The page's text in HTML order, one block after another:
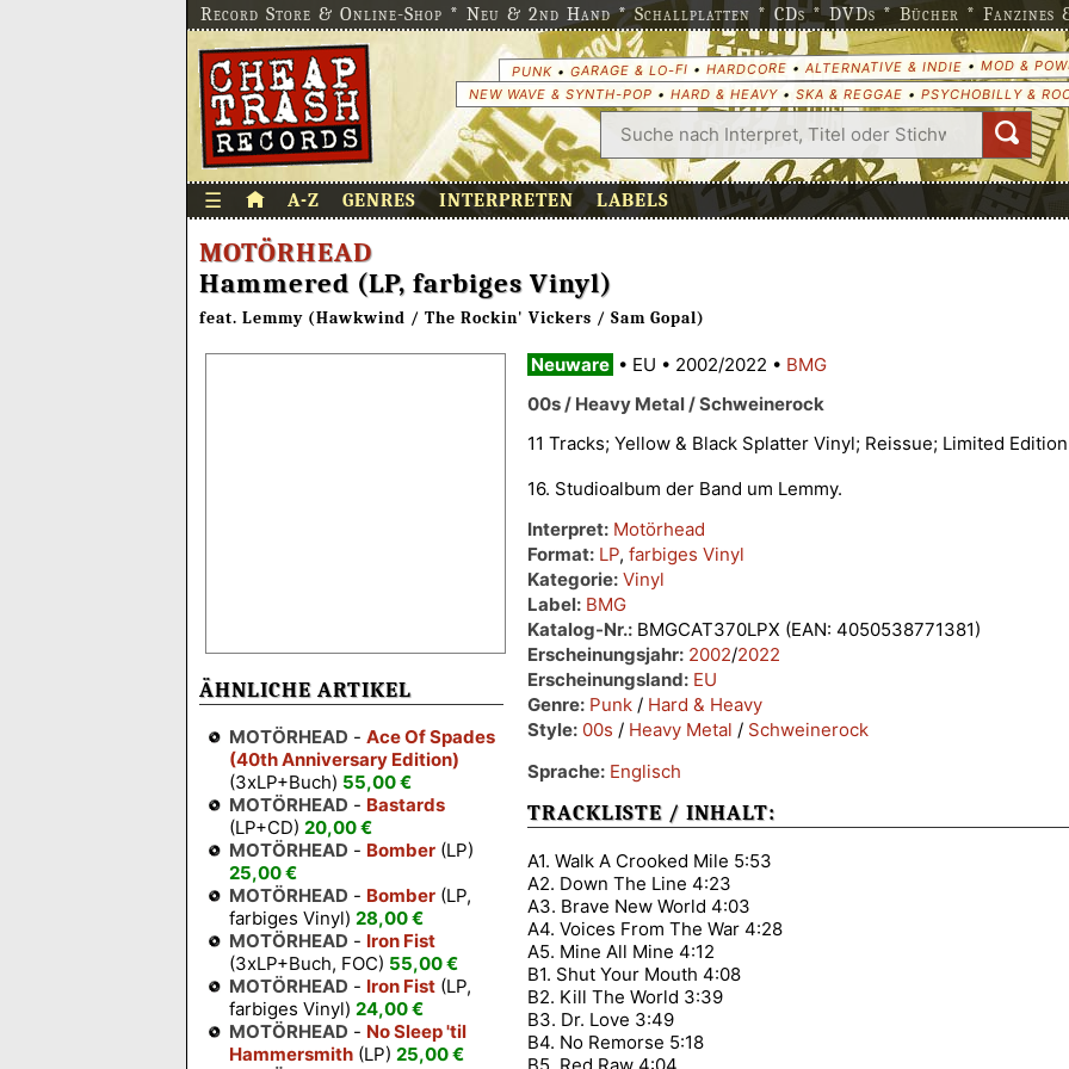
Record Store & Online-Shop * Neu & 2nd Hand * Schallplatten * CDs * DVDs * Bücher * Fanzines &
PUNK• GARAGE & LO-FI • HARDCORE • ALTERNATIVE & INDIE • MOD &
NEW WAVE & SYNTH-POP • HARD & HEAVY• SKA & REGGAE • PSYCHOBILLY &
☰ A-Z GENRES INTERPRETEN LABELS
MOTÖRHEAD
Hammered (LP, farbiges Vinyl)
feat. Lemmy (Hawkwind / The Rockin' Vickers / Sam Gopal)
ÄHNLICHE ARTIKEL
MOTÖRHEAD - Ace Of Spades
(40th Anniversary Edition)
(3xLP+Buch) 55,00 €
MOTÖRHEAD - Bastards
(LP+CD) 20,00 €
MOTÖRHEAD - Bomber (LP)
25,00 €
MOTÖRHEAD - Bomber (LP,
farbiges Vinyl) 28,00 €
MOTÖRHEAD - Iron Fist
(3xLP+Buch, FOC) 55,00 €
MOTÖRHEAD - Iron Fist (LP,
farbiges Vinyl) 24,00 €
MOTÖRHEAD - No Sleep 'til
Hammersmith (LP) 25,00 €
Neuware • EU • 2002/2022 • BMG
00s / Heavy Metal / Schweinerock
11 Tracks; Yellow & Black Splatter Vinyl; Reissue; Limited
16. Studioalbum der Band um Lemmy.
Interpret: Motörhead
Format: LP, farbiges Vinyl
Kategorie: Vinyl
Label: BMG
Katalog-Nr.: BMGCAT370LPX (EAN: 4050538771381)
Erscheinungsjahr: 2002/2022
Erscheinungsland: EU
Genre: Punk / Hard & Heavy
Style: 00s / Heavy Metal / Schweinerock
Sprache: Englisch
TRACKLISTE / INHALT:
A1. Walk A Crooked Mile 5:53
A2. Down The Line 4:23
A3. Brave New World 4:03
A4. Voices From The War 4:28
A5. Mine All Mine 4:12
B1. Shut Your Mouth 4:08
B2. Kill The World 3:39
B3. Dr. Love 3:49
B4. No Remorse 5:18